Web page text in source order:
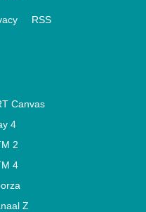
RSS
Canvas
4
2
4
Z